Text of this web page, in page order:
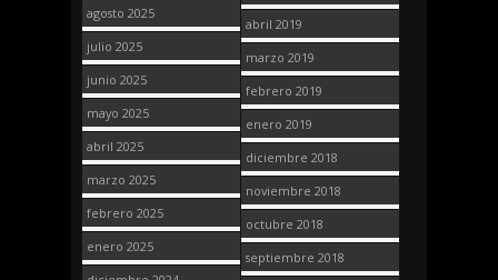
agosto 2025
julio 2025
junio 2025
mayo 2025
abril 2025
marzo 2025
febrero 2025
enero 2025
abril 2019
marzo 2019
febrero 2019
enero 2019
diciembre 2018
noviembre 2018
octubre 2018
septiembre 2018